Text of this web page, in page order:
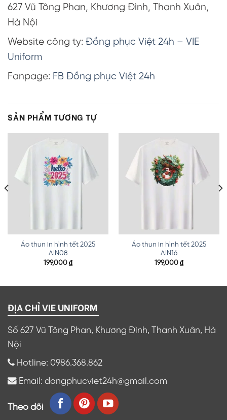
627 Vũ Tông Phan, Khương Đình, Thanh Xuân,
Hà Nội
Website công ty: Đồng phục Việt 24h – VIE
Uniform
Fanpage: FB Đồng phục Việt 24h
SẢN PHẨM TƯƠNG TỰ
Áo thun in hình tết 2025
AIN08
199,000 ₫
Áo thun in hình tết 2025
AIN16
199,000 ₫
ĐỊA CHỈ VIE UNIFORM
Số 627 Vũ Tông Phan, Khương Đình, Thanh Xuân, Hà
Nội
Hotline: 0986.368.862
Email: dongphucviet24h@gmail.com
Theo dõi